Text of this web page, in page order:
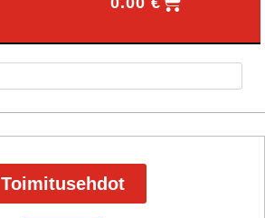
Toimitusehdot